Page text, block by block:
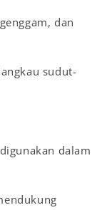
dan
sudut-
dalam